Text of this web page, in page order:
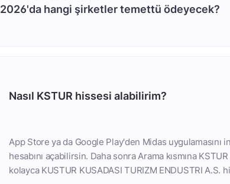
2026'da hangi şirketler temettü ödeyecek?
Nasıl KSTUR hissesi alabilirim?
App Store ya da Google Play'den Midas uygulamasını
hesabını açabilirsin. Daha sonra Arama kısmına
kolayca KUSTUR KUSADASI TURIZM ENDUSTRI A.S.